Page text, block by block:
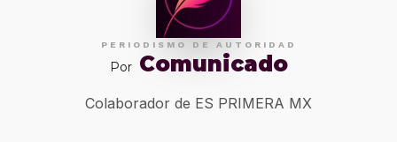
PERIODISMO DE AUTORIDAD
Por Comunicado
Colaborador de ES PRIMERA MX